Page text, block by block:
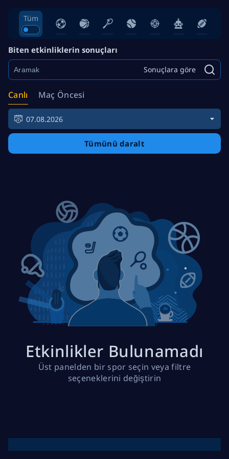
Tüm
Biten etkinliklerin sonuçları
Sonuçlara göre
Canlı Maç Öncesi
07.08.2026
Tümünü daralt
Etkinlikler Bulunamadı
Üst panelden bir spor seçin veya filtre
seçeneklerini değiştirin